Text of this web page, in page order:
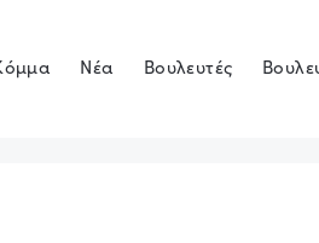
Νέα Βουλευτές